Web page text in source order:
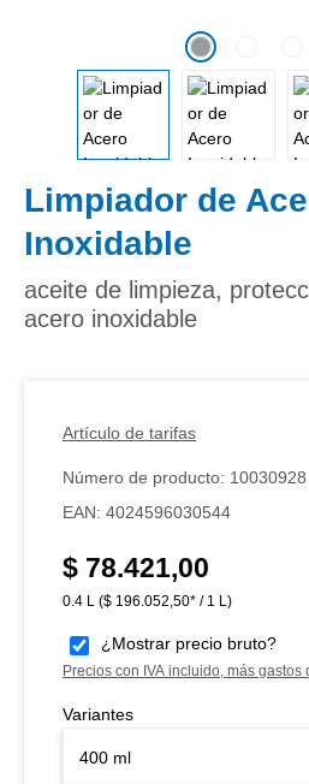
Limpiador de
Inoxidable
aceite de limpieza,
acero inoxidable
Artículo de tarifas
Número de producto: 10030928
EAN: 4024596030544
Precio normal:
$ 78.421,00
0.4 L ($ 196.052,50* / 1 L)
¿Mostrar precio bruto?
Precios con IVA incluido, más gastos
Variantes